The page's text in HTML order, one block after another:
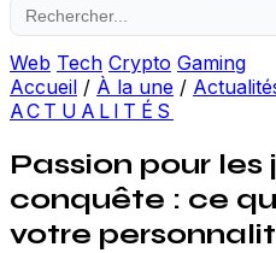
Web Tech Crypto Gaming
Accueil / À la une /
ACTUALITÉS
Passion pour les
conquête : ce
votre